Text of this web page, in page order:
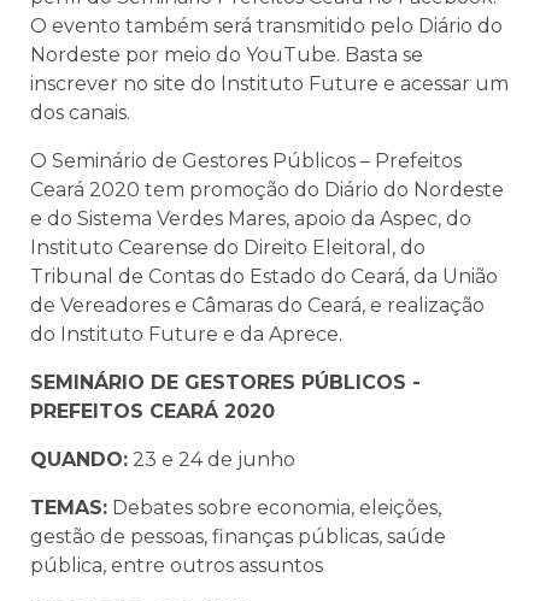
O evento também será transmitido pelo Diário do
Nordeste por meio do YouTube. Basta se
inscrever no site do Instituto Future e acessar um
dos canais.
O Seminário de Gestores Públicos – Prefeitos
Ceará 2020 tem promoção do Diário do Nordeste
e do Sistema Verdes Mares, apoio da Aspec, do
Instituto Cearense do Direito Eleitoral, do
Tribunal de Contas do Estado do Ceará, da União
de Vereadores e Câmaras do Ceará, e realização
do Instituto Future e da Aprece.
SEMINÁRIO DE GESTORES PÚBLICOS -
PREFEITOS CEARÁ 2020
QUANDO: 23 e 24 de junho
TEMAS: Debates sobre economia, eleições,
gestão de pessoas, finanças públicas, saúde
pública, entre outros assuntos